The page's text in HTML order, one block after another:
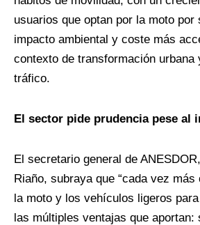
usuarios que optan por la moto por
impacto ambiental y coste más
contexto de transformación urbana
tráfico.
El sector pide prudencia pese al
El secretario general de
Riaño, subraya que “cada vez más
la moto y los vehículos ligeros
las múltiples ventajas que aportan: